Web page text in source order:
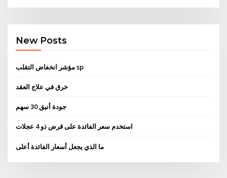
New Posts
مؤشر انخفاض التقلب sp
خرق في علاج العقد
جودة أنيق 30 سهم
استخدم سعر الفائدة على قرض ذو 4 عجلات
ما الذي يجعل أسعار الفائدة أعلى